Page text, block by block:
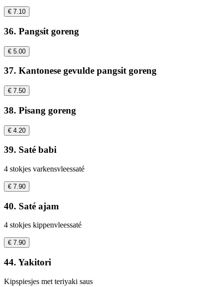
€ 7.10
36. Pangsit goreng
€ 5.00
37. Kantonese gevulde pangsit goreng
€ 7.50
38. Pisang goreng
€ 4.20
39. Saté babi
4 stokjes varkensvleessaté
€ 7.90
40. Saté ajam
4 stokjes kippenvleessaté
€ 7.90
44. Yakitori
Kipspiesjes met teriyaki saus